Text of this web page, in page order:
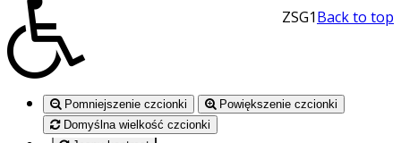
Back to top
ZSG1
Pomniejszenie czcionki
Powiększenie czcionki
Domyślna wielkość czcionki